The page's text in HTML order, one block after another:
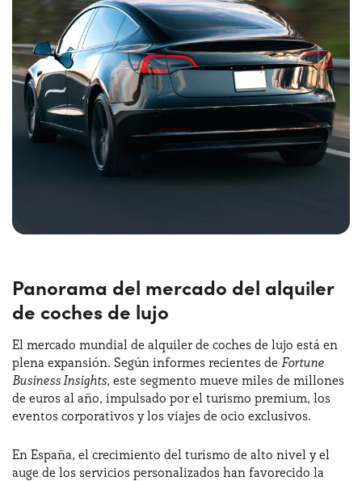
Panorama del mercado del alquiler
de coches de lujo
El mercado mundial de alquiler de coches de lujo está en
plena expansión. Según informes recientes de Fortune
Business Insights, este segmento mueve miles de millones
de euros al año, impulsado por el turismo premium, los
eventos corporativos y los viajes de ocio exclusivos.
En España, el crecimiento del turismo de alto nivel y el
auge de los servicios personalizados han favorecido la